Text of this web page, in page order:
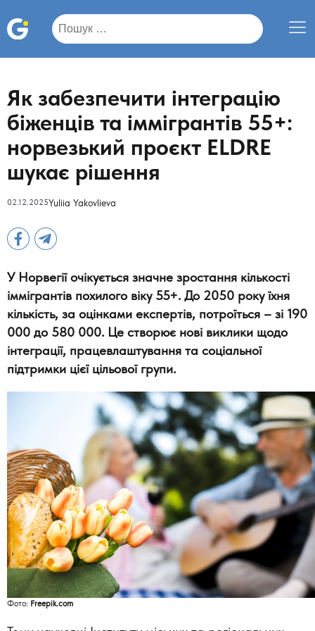
Пошук:
Як забезпечити інтеграцію
біженців та іммігрантів 55+:
норвезький проєкт ELDRE
шукає рішення
02.12.2025Yuliia Yakovlieva
У Норвегії очікується значне зростання кількості
іммігрантів похилого віку 55+. До 2050 року їхня
кількість, за оцінками експертів, потроїться – зі 190
000 до 580 000. Це створює нові виклики щодо
інтеграції, працевлаштування та соціальної
підтримки цієї цільової групи.
Фото: Freepik.com